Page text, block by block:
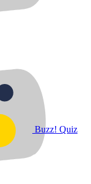
Buzz! Quiz